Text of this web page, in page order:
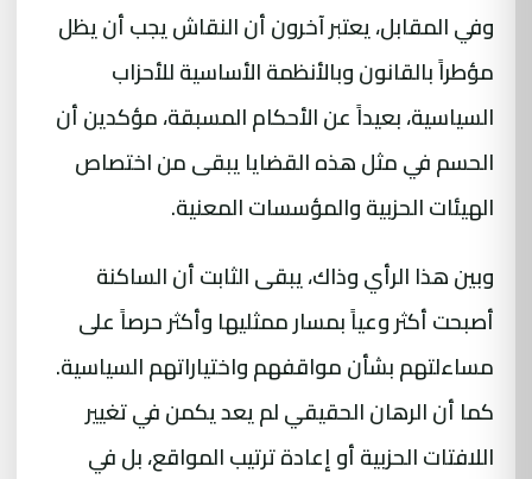
وفي المقابل، يعتبر آخرون أن النقاش يجب أن يظل
مؤطراً بالقانون وبالأنظمة الأساسية للأحزاب
السياسية، بعيداً عن الأحكام المسبقة، مؤكدين أن
الحسم في مثل هذه القضايا يبقى من اختصاص
الهيئات الحزبية والمؤسسات المعنية.
وبين هذا الرأي وذاك، يبقى الثابت أن الساكنة
أصبحت أكثر وعياً بمسار ممثليها وأكثر حرصاً على
مساءلتهم بشأن مواقفهم واختياراتهم السياسية.
كما أن الرهان الحقيقي لم يعد يكمن في تغيير
اللافتات الحزبية أو إعادة ترتيب المواقع، بل في